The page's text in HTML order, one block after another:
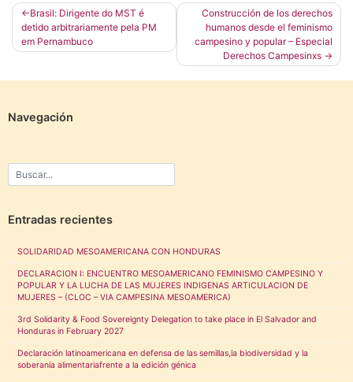
Navegación
de
Brasil: Dirigente do MST é
detido arbitrariamente pela PM
em Pernambuco
Construcción de los derechos
humanos desde el feminismo
campesino y popular – Especial
Derechos Campesinxs
Navegación
Entradas recientes
SOLIDARIDAD MESOAMERICANA CON HONDURAS
DECLARACION I: ENCUENTRO MESOAMERICANO FEMINISMO CAMPESINO Y
POPULAR Y LA LUCHA DE LAS MUJERES INDIGENAS ARTICULACION DE
MUJERES – (CLOC – VIA CAMPESINA MESOAMERICA)
3rd Solidarity & Food Sovereignty Delegation to take place in El Salvador and
Honduras in February 2027
Declaración latinoamericana en defensa de las semillas,la biodiversidad y la
soberanía alimentariafrente a la edición génica